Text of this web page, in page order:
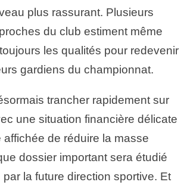
plus rassurant. Plusieurs
du club estiment même
les qualités pour redevenir
gardiens du championnat.
trancher rapidement sur
une situation financière délicate
affichée de réduire la masse
dossier important sera étudié
la future direction sportive. Et